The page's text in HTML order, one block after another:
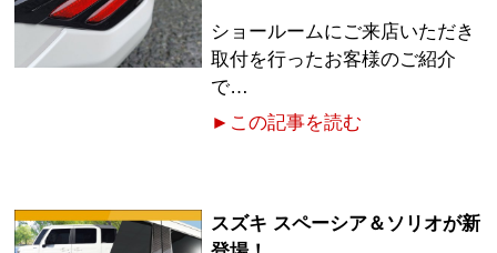
ショールームにご来店いただき
取付を行ったお客様のご紹介
で…
►この記事を読む
スズキ スペーシア＆ソリオが新